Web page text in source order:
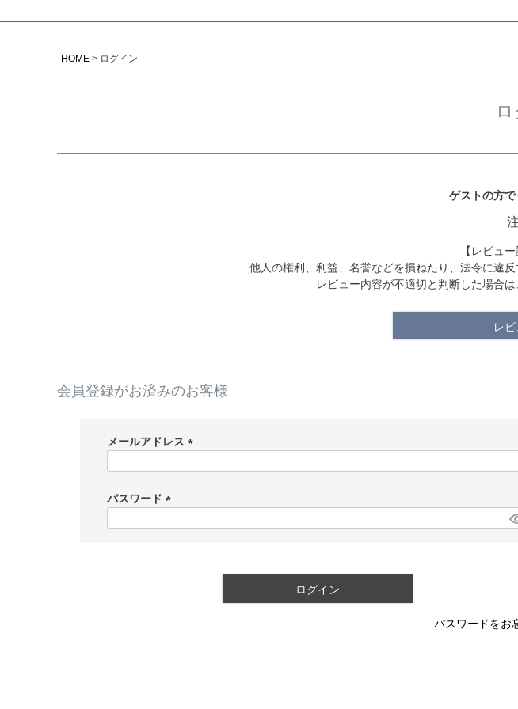
HOME ログイン
ゲストの方で
【レビュ
他人の権利、利益、名誉などを損ねたり、法令に違
レビュー内容が不適切と判断した場合
レビ
会員登録がお済みのお客様
メールアドレス
)
パスワード
ログイン
パスワードをお